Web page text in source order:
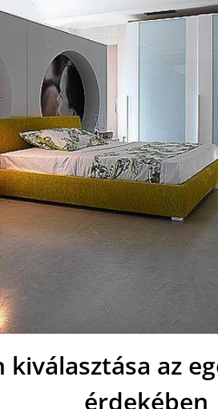
kiválasztása az
érdekében